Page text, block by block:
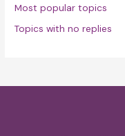
Most popular topics
Topics with no replies